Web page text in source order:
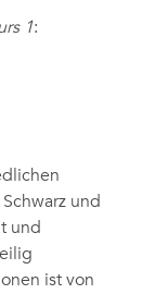
1:
und
und
ist von